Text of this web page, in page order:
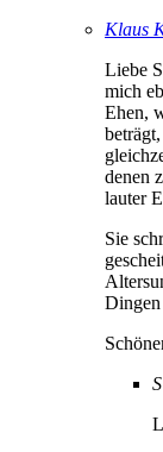
Klaus
Liebe
mich
Ehen,
denen
lauter
Sie
Dingen